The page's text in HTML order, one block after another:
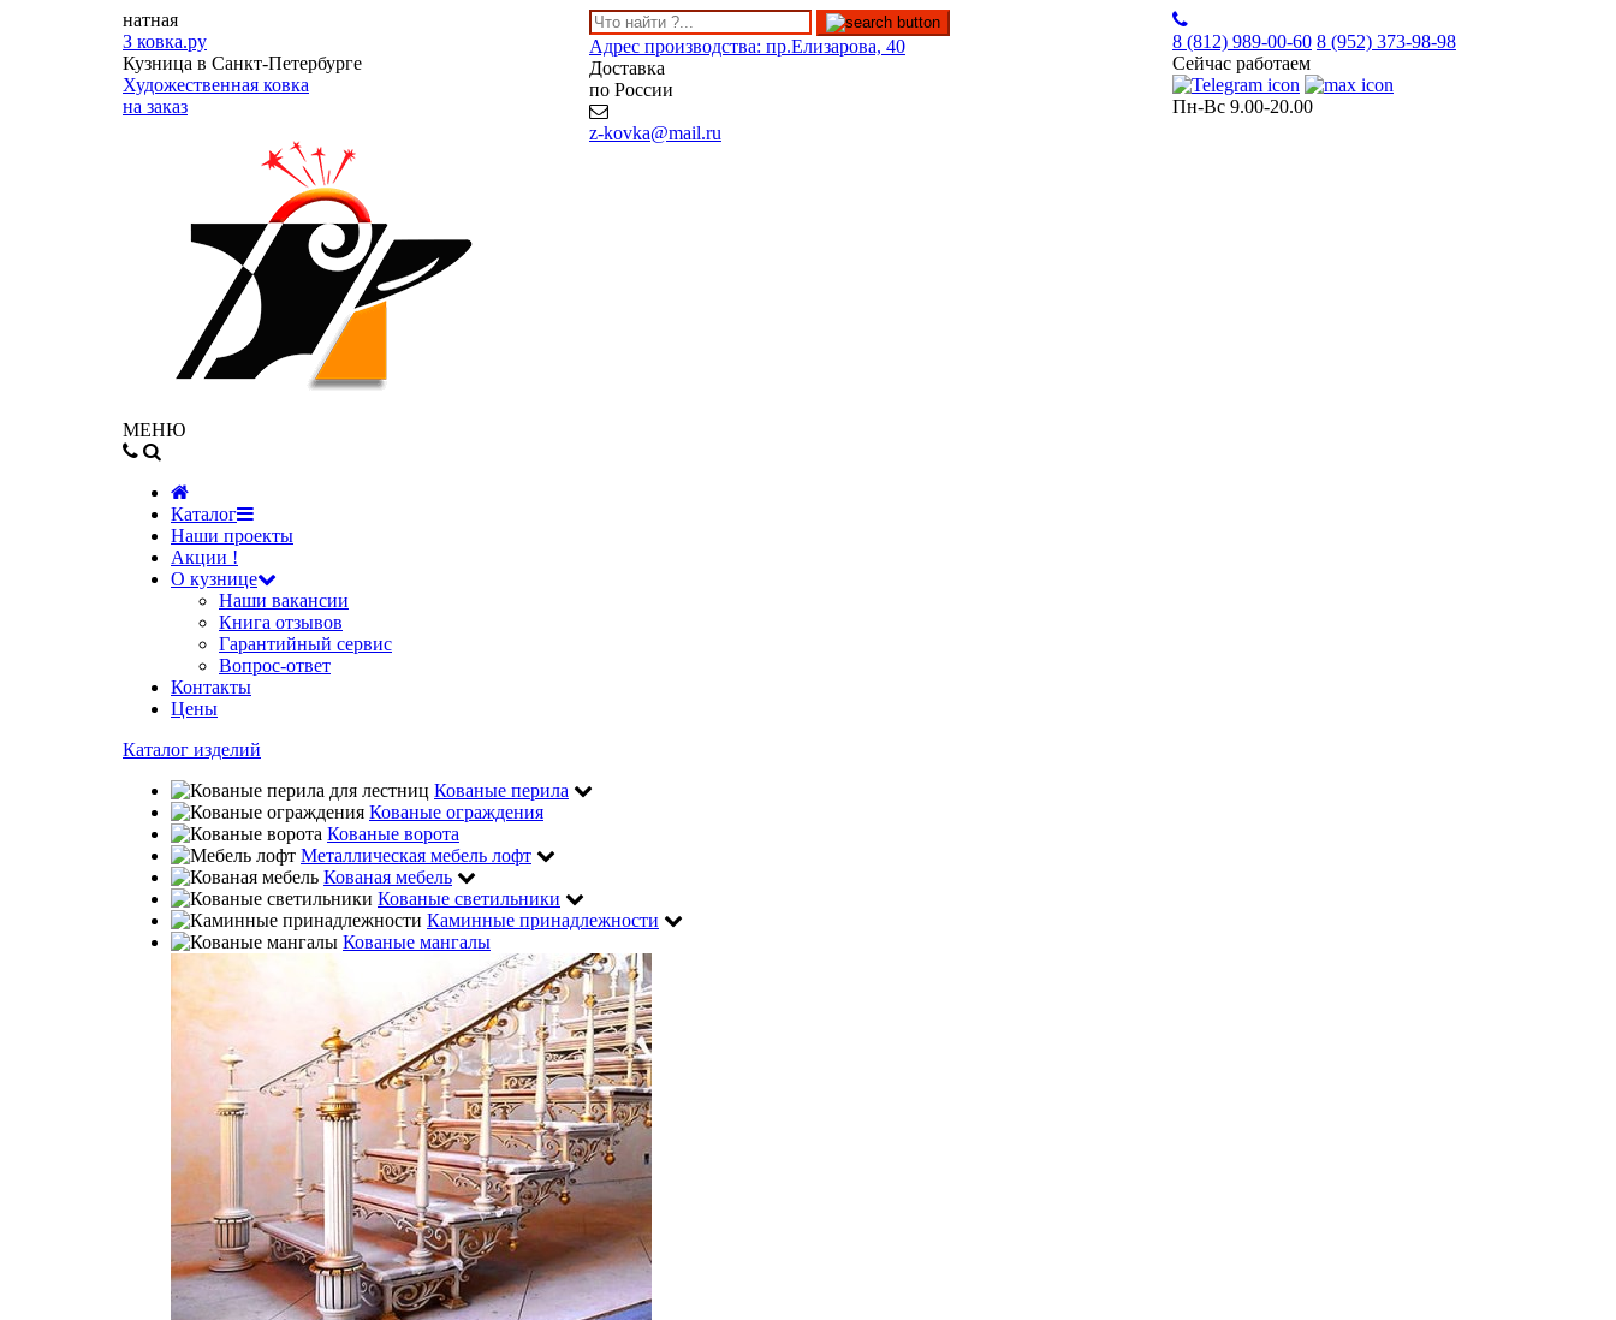
натная
З ковка.ру
Кузница в Санкт-Петербурге
Художественная ковка
на заказ
Адрес производства: пр.Елизарова, 40
Доставка
по России
z-kovka@mail.ru
8 (812)989-00-60 8 (952)373-98-98
Сейчас работаем
Пн-Вс 9.00-20.00
МЕНЮ
Каталог
Наши проекты
Акции !
О кузнице
Наши вакансии
Книга отзывов
Гарантийный сервис
Вопрос-ответ
Контакты
Цены
Каталог изделий
Кованые перила
Кованые ограждения
Кованые ворота
Металлическая мебель лофт
Кованая мебель
Кованые светильники
Каминные принадлежности
Кованые мангалы